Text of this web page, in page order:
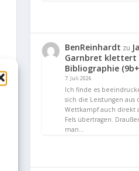
BenReinhardt zu
Garnbret klettert
Bibliographie
7. Juli 2026
Ich finde es
sich die Leistungen aus
Wettkampf auch direkt
Fels übertragen.
man…